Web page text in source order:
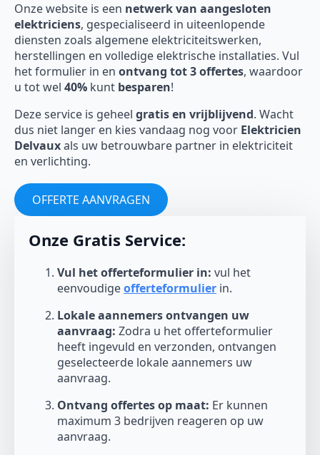
Onze website is een netwerk van aangesloten
elektriciens, gespecialiseerd in uiteenlopende
diensten zoals algemene elektriciteitswerken,
herstellingen en volledige elektrische installaties. Vul
het formulier in en ontvang tot 3 offertes, waardoor
u tot wel 40% kunt besparen!
Deze service is geheel gratis en vrijblijvend. Wacht
dus niet langer en kies vandaag nog voor Elektricien
Delvauxals uw betrouwbare partner in elektriciteit
en verlichting.
OFFERTE AANVRAGEN
Onze Gratis Service:
Vul het offerteformulier in: vul het
eenvoudigeofferteformulier in.
Lokale aannemers ontvangen uw
aanvraag: Zodra u het offerteformulier
heeft ingevuld en verzonden, ontvangen
geselecteerde lokale aannemers uw
aanvraag.
Ontvang offertes op maat: Er kunnen
maximum 3 bedrijven reageren op uw
aanvraag.